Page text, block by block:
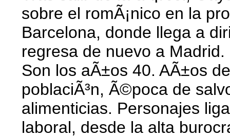
sobre el romÃ¡nico en la
Barcelona, donde llega a
regresa de nuevo a Madrid.
Son los aÃ±os 40. AÃ±os
poblaciÃ³n, Ã©poca de
alimenticias. Personajes
laboral, desde la alta